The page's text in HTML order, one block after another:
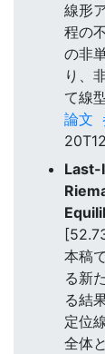
線形
程の
の非
り、
て線
論文
Last-
本稿
る新
る結
定位
全体